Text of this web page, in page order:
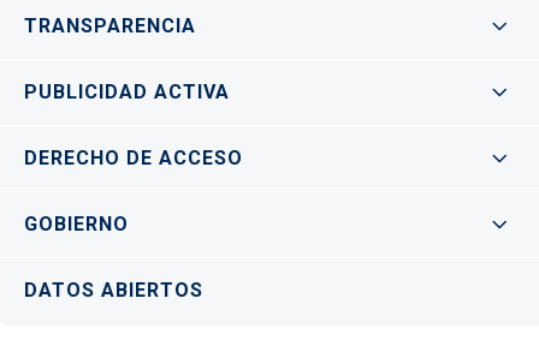
TRANSPARENCIA
PUBLICIDAD ACTIVA
DERECHO DE ACCESO
GOBIERNO
DATOS ABIERTOS